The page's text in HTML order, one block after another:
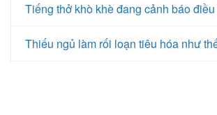
Tiếng thở khò khè đang cảnh báo
Thiếu ngủ làm rối loạn tiêu hóa như